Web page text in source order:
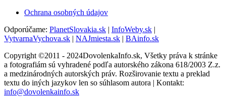
Ochrana osobných údajov
Odporúčame: PlanetSlovakia.sk | InfoWeby.sk |
VytvarnaVychova.sk | NAJmiesta.sk | BAinfo.sk
Copyright ©2011 - 2024DovolenkaInfo.sk, Všetky práva k stránke
a fotografiám sú vyhradené podľa autorského zákona 618/2003 Z.z.
a medzinárodných autorských práv. Rozširovanie textu a preklad
textu do iných jazykov len so súhlasom autora | Kontakt:
info@dovolenkainfo.sk